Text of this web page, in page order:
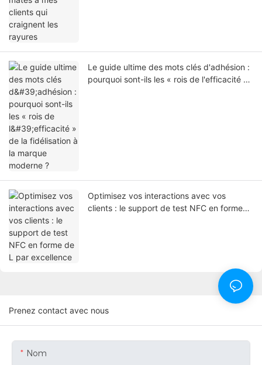
Le guide ultime des mots clés d'adhésion :
pourquoi sont-ils les « rois de l'efficacité »
Optimisez vos interactions avec vos
clients : le support de test NFC en forme
Prenez contact avec nous
Nom